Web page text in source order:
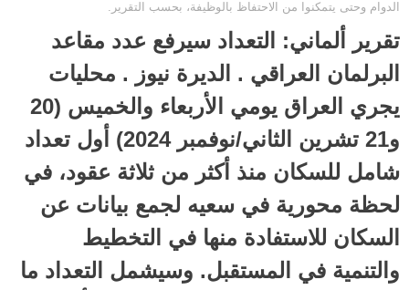
الدوام وحتى يتمكنوا من الاحتفاظ بالوظيفة، بحسب التقرير.
تقرير ألماني: التعداد سيرفع عدد مقاعد
البرلمان العراقي . الديرة نيوز . محليات
يجري العراق يومي الأربعاء والخميس (20
و21 تشرين الثاني/نوفمبر 2024) أول تعداد
شامل للسكان منذ أكثر من ثلاثة عقود، في
لحظة محورية في سعيه لجمع بيانات عن
السكان للاستفادة منها في التخطيط
والتنمية في المستقبل. وسيشمل التعداد ما